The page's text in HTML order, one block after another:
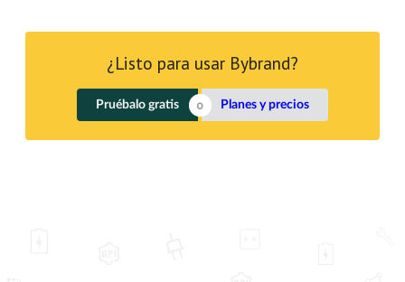
¿Listo para usar Bybrand?
Pruébalo gratis Planes y precios